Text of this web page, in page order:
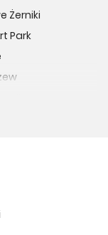
Żerniki
Park
Etap II